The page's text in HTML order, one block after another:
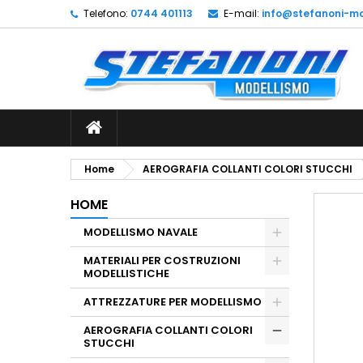
Telefono: 0744 401113 E-mail: info@stefanoni-
Home AEROGRAFIA COLLANTI COLORI STUCCHI
HOME
MODELLISMO NAVALE
MATERIALI PER COSTRUZIONI
MODELLISTICHE
ATTREZZATURE PER MODELLISMO
AEROGRAFIA COLLANTI COLORI
STUCCHI